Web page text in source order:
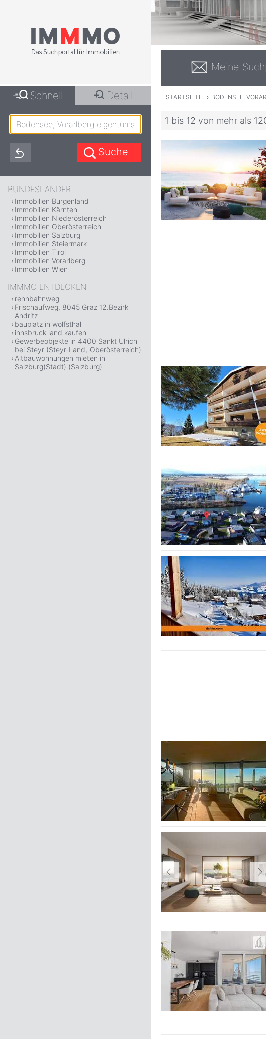
Meine
STARTSEITE › BODENSEE,
1 bis 12 von mehr als
Schnell Detail
BUNDESLÄNDER
Immobilien Burgenland
Immobilien Kärnten
Immobilien Niederösterreich
Immobilien Oberösterreich
Immobilien Salzburg
Immobilien Steiermark
Immobilien Tirol
Immobilien Vorarlberg
Immobilien Wien
IMMMO ENTDECKEN
rennbahnweg
Frischaufweg, 8045 Graz 12.Bezirk
Andritz
bauplatz in wolfsthal
innsbruck land kaufen
Gewerbeobjekte in 4400 Sankt Ulrich
bei Steyr (Steyr-Land, Oberösterreich)
Altbauwohnungen mieten in
Salzburg(Stadt) (Salzburg)